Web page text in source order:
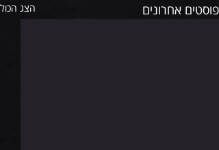
פוסטים אחרונים הצג הכול